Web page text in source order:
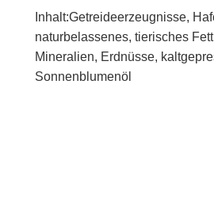
Inhalt:Getreideerzeugnisse,
naturbelassenes, tierisches
Mineralien, Erdnüsse,
Sonnenblumenöl